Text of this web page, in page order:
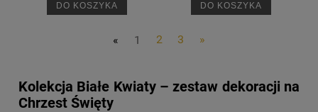
DO KOSZYKA DO KOSZYKA
« 1 2 3 »
Kolekcja Białe Kwiaty – zestaw dekoracji na
Chrzest Święty